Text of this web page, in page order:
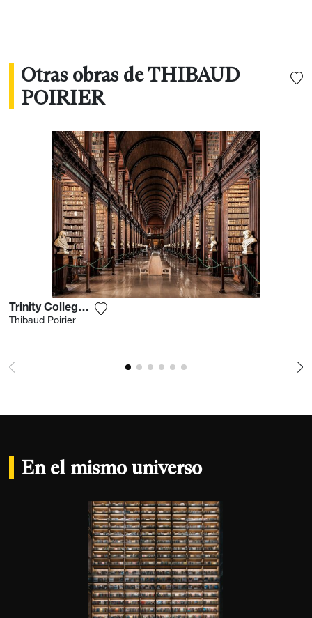
Otras obras de THIBAUD
POIRIER
Trinity College Library 2
Thibaud Poirier
En el mismo universo